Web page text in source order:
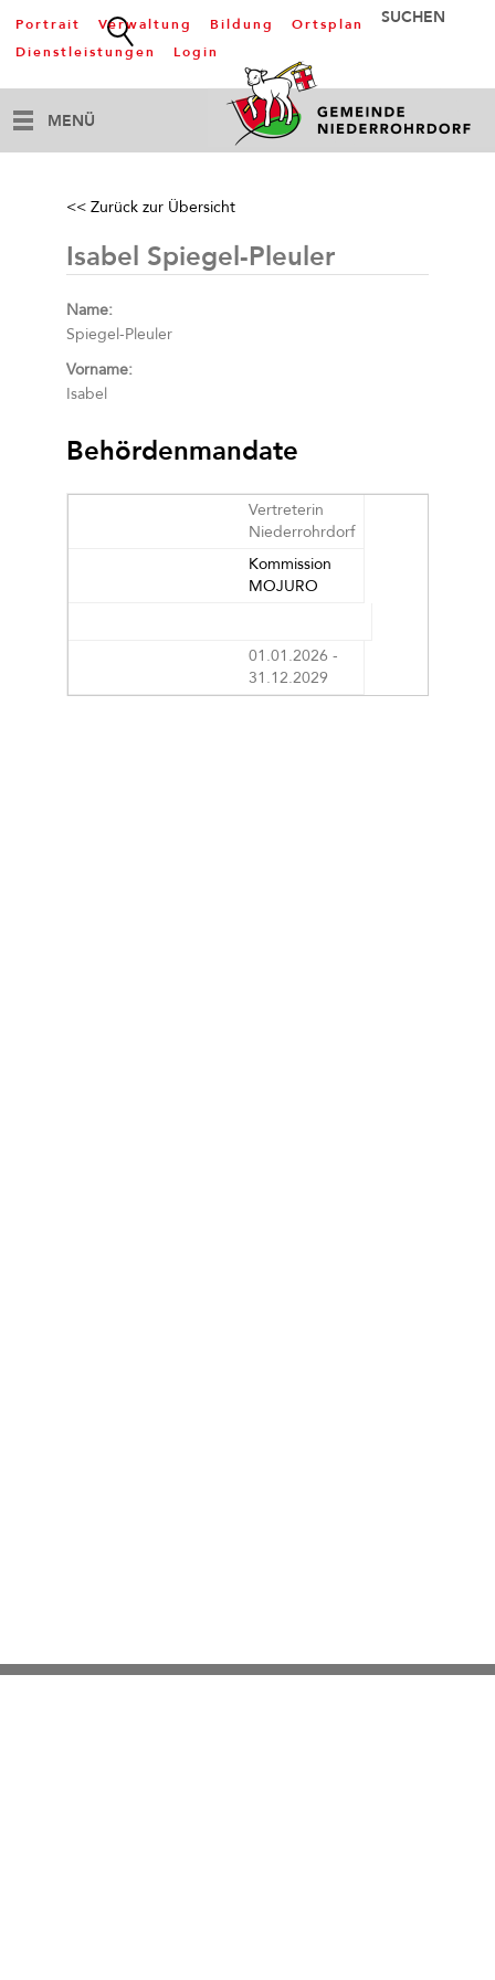
Portrait Verwaltung Bildung
Ortsplan
Dienstleistungen
Login
MENÜ
<< Zurück zur Übersicht
Isabel Spiegel-Pleuler
Name:
Spiegel-Pleuler
Vorname:
Isabel
Behördenmandate
Vertreterin
Niederrohrdorf
Kommission
MOJURO
01.01.2026 -
31.12.2029